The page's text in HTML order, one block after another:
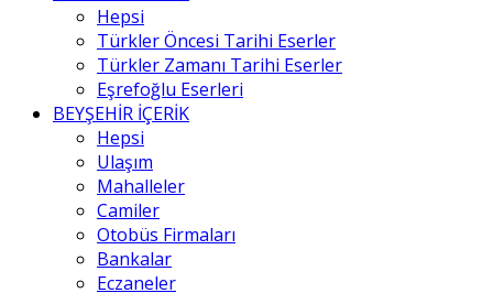
Hepsi
Türkler Öncesi Tarihi Eserler
Türkler Zamanı Tarihi Eserler
Eşrefoğlu Eserleri
BEYŞEHİR İÇERİK
Hepsi
Ulaşım
Mahalleler
Camiler
Otobüs Firmaları
Bankalar
Eczaneler